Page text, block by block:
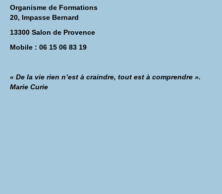
Organisme de Formations
20, Impasse Bernard
13300 Salon de Provence
Mobile : 06 15 06 83 19
« De la vie rien n’est à craindre, tout est à comprendre ».
Marie Curie